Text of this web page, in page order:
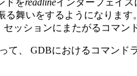
る舞いをするようになりま
ッションにまたがるコマン
て、 GDBにおけるコマンド